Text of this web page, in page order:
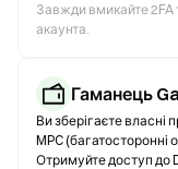
Завжди вмикайте 2FA
акаунта.
Гаманець
Ви зберігаєте власні
MPC (багатосторонні
Отримуйте доступ до